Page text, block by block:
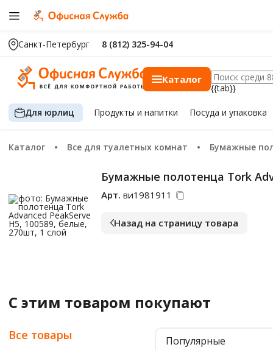
Санкт-Петербург 8 (812) 325-94-04
Каталог
{{tab}}
Для юрлиц Продуктыи напитки Посуда и упаковка
Каталог Все для туалетных комнат Бумажные
Бумажные полотенца Tork
Арт. ви1981911
Назад на страницу товара
С этим товаром покупают
Все товары Популярные